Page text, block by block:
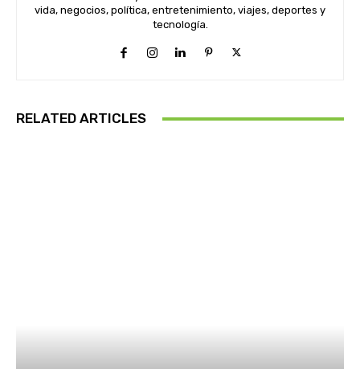
vida, negocios, política, entretenimiento, viajes, deportes y
tecnología.
RELATED ARTICLES